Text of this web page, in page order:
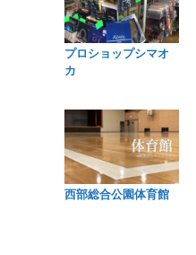
プロショップシマオ
カ
西部総合公園体育館